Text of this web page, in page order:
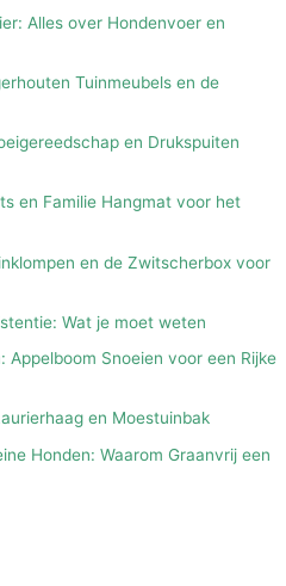
Alles over Hondenvoer en
Tuinmeubels en de
en Drukspuiten
en Familie Hangmat voor het
en de Zwitscherbox voor
Wat je moet weten
Appelboom Snoeien voor een Rijke
en Moestuinbak
Honden: Waarom Graanvrij een